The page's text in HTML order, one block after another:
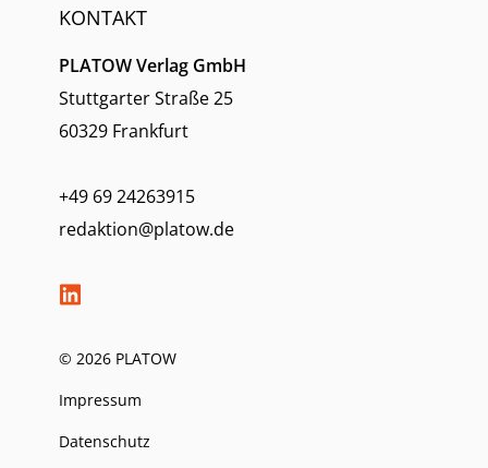
KONTAKT
PLATOW Verlag GmbH
Stuttgarter Straße 25
60329 Frankfurt
+49 69 24263915
redaktion@platow.de
© 2026 PLATOW
Impressum
Datenschutz